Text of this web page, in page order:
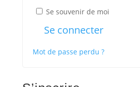
Se souvenir de moi
Se connecter
Mot de passe perdu ?